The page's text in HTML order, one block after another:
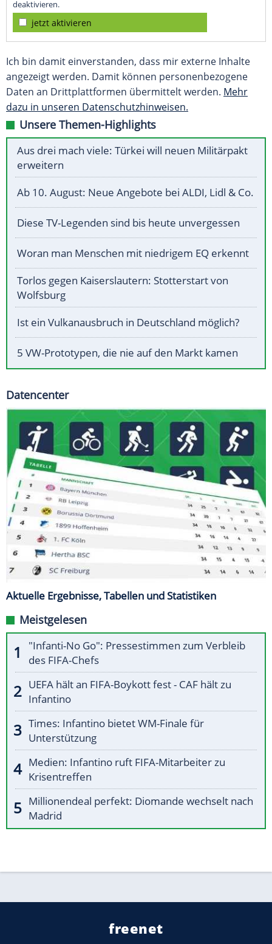
deaktivieren.
jetzt aktivieren
Ich bin damit einverstanden, dass mir externe Inhalte
angezeigt werden. Damit können personenbezogene
Daten an Drittplattformen übermittelt werden. Mehr
dazu in unseren Datenschutzhinweisen.
Unsere Themen-Highlights
Aus drei mach viele: Türkei will neuen Militärpakt
erweitern
Ab 10. August: Neue Angebote bei ALDI, Lidl & Co.
Diese TV-Legenden sind bis heute unvergessen
Woran man Menschen mit niedrigem EQ erkennt
Torlos gegen Kaiserslautern: Stotterstart von
Wolfsburg
Ist ein Vulkanausbruch in Deutschland möglich?
5 VW-Prototypen, die nie auf den Markt kamen
Datencenter
Aktuelle Ergebnisse, Tabellen und Statistiken
Meistgelesen
"Infanti-No Go": Pressestimmen zum Verbleib
des FIFA-Chefs
UEFA hält an FIFA-Boykott fest - CAF hält zu
Infantino
Times: Infantino bietet WM-Finale für
Unterstützung
Medien: Infantino ruft FIFA-Mitarbeiter zu
Krisentreffen
Millionendeal perfekt: Diomande wechselt nach
Madrid
freenet